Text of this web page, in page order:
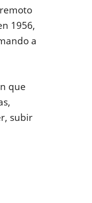
1956,
a
que
subir